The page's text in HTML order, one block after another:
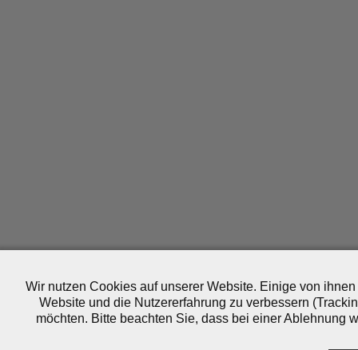
Wir nutzen Cookies auf unserer Website. Einige von
Website und die Nutzererfahrung zu verbessern
möchten. Bitte beachten Sie, dass bei einer Ablehnung